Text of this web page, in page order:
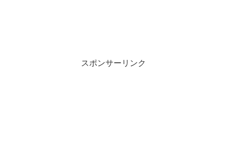
スポンサーリンク